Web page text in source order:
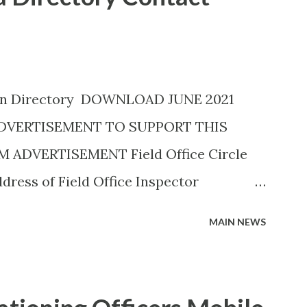
DOWNLOAD JUNE 2021
TO SUPPORT THIS
ADVERTISEMENT Field Office Circle
of Field Office Inspector
MAIN NEWS